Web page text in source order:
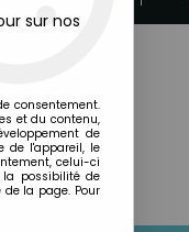
sur nos
consentement.
et du contenu,
de
de l'appareil, le
celui-ci
la possibilité de
la page. Pour